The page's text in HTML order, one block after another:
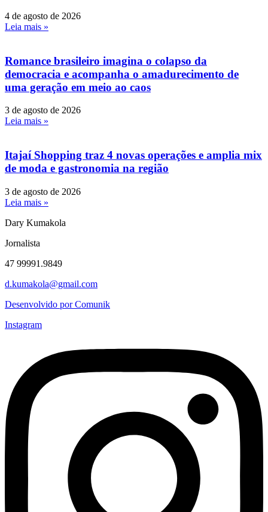
4 de agosto de 2026
Leia mais »
Romance brasileiro imagina o colapso da
democracia e acompanha o amadurecimento de
uma geração em meio ao caos
3 de agosto de 2026
Leia mais »
Itajaí Shopping traz 4 novas operações e amplia mix
de moda e gastronomia na região
3 de agosto de 2026
Leia mais »
Dary Kumakola
Jornalista
47 99991.9849
d.kumakola@gmail.com
Desenvolvido por Comunik
Instagram